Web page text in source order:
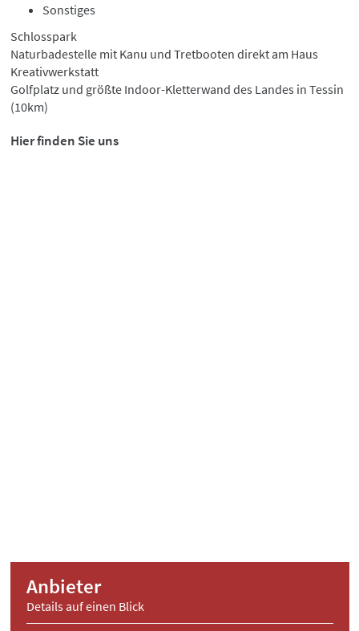
Sonstiges
Schlosspark
Naturbadestelle mit Kanu und Tretbooten direkt am Haus
Kreativwerkstatt
Golfplatz und größte Indoor-Kletterwand des Landes in Tessin
(10km)
Hier finden Sie uns
Anbieter
Details auf einen Blick